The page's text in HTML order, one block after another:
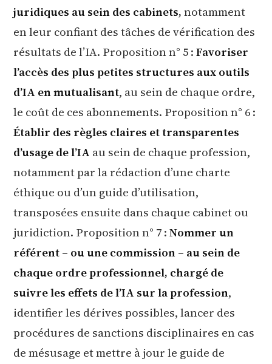
juridiques au sein des cabinets, notamment
en leur confiant des tâches de vérification des
résultats de l’IA. Proposition n° 5 : Favoriser
l’accès des plus petites structures aux outils
d’IA en mutualisant, au sein de chaque ordre,
le coût de ces abonnements. Proposition n° 6 :
Établir des règles claires et transparentes
d’usage de l’IA au sein de chaque profession,
notamment par la rédaction d’une charte
éthique ou d’un guide d’utilisation,
transposées ensuite dans chaque cabinet ou
juridiction. Proposition n° 7 : Nommer un
référent – ou une commission – au sein de
chaque ordre professionnel, chargé de
suivre les effets de l’IA sur la profession,
identifier les dérives possibles, lancer des
procédures de sanctions disciplinaires en cas
de mésusage et mettre à jour le guide de